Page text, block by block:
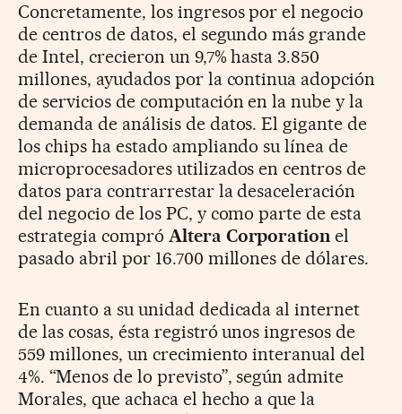
Concretamente, los ingresos por el negocio
de centros de datos, el segundo más grande
de Intel, crecieron un 9,7% hasta 3.850
millones, ayudados por la continua adopción
de servicios de computación en la nube y la
demanda de análisis de datos. El gigante de
los chips ha estado ampliando su línea de
microprocesadores utilizados en centros de
datos para contrarrestar la desaceleración
del negocio de los PC, y como parte de esta
estrategia compró Altera Corporation el
pasado abril por 16.700 millones de dólares.
En cuanto a su unidad dedicada al internet
de las cosas, ésta registró unos ingresos de
559 millones, un crecimiento interanual del
4%. “Menos de lo previsto”, según admite
Morales, que achaca el hecho a que la